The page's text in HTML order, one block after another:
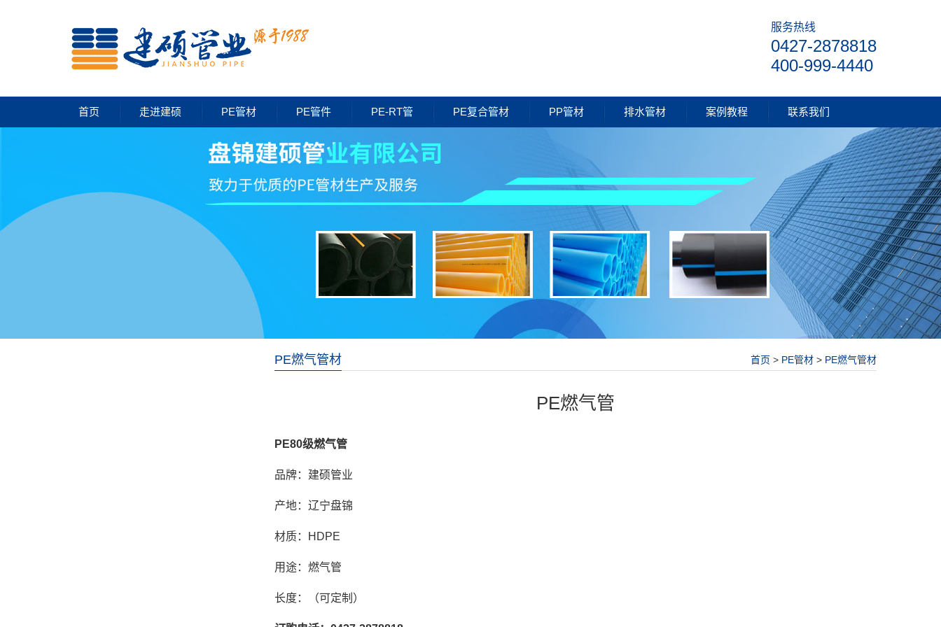
服务热线
0427-2878818
400-999-4440
首页 走进建硕 PE管材 PE管件 PE-RT管 PE复合管材 PP管材 排水管材 案例教程 联系我们
首页 > PE管材 > PE燃气管材
PE燃气管材
PE燃气管
PE80级燃气管
品牌：建硕管业
产地：辽宁盘锦
材质：HDPE
用途：燃气管
长度：（可定制）